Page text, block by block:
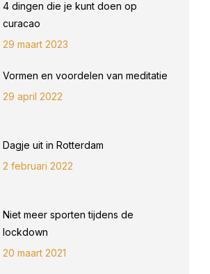
4 dingen die je kunt doen op
curacao
29 maart 2023
Vormen en voordelen van meditatie
29 april 2022
Dagje uit in Rotterdam
2 februari 2022
Niet meer sporten tijdens de
lockdown
20 maart 2021